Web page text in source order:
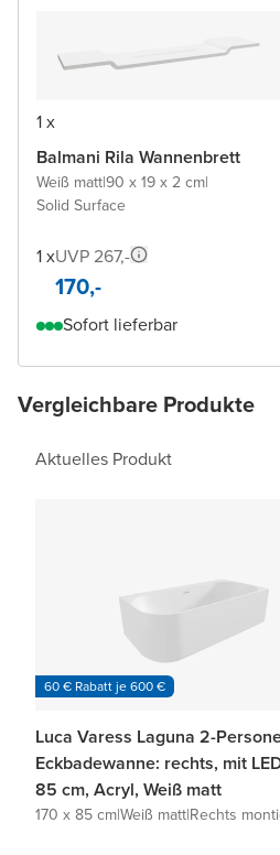
1 x
Balmani Rila Wannenbrett
Weiß matt|90 x 19 x 2 cm|
Solid Surface
1 xUVP 267,-
170,-
Sofort lieferbar
Vergleichbare Produkte
Aktuelles Produkt
60 € Rabatt je 600 €
Luca Varess Laguna 2-
Eckbadewanne: rechts, mit
85 cm, Acryl, Weiß matt
170 x 85 cm|Weiß matt|Rechts